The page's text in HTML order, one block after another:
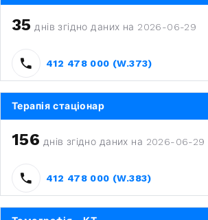
35 днів згідно даних на 2026-06-29
412 478 000 (W.373)
Терапія стаціонар
156 днів згідно даних на 2026-06-29
412 478 000 (W.383)